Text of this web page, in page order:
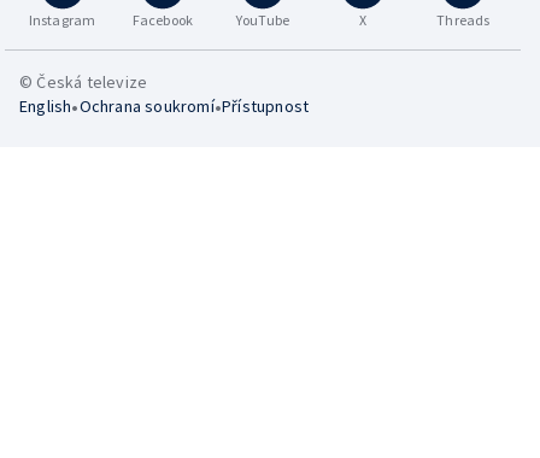
Instagram Facebook YouTube X Threads
© Česká televize
English•Ochrana soukromí•Přístupnost